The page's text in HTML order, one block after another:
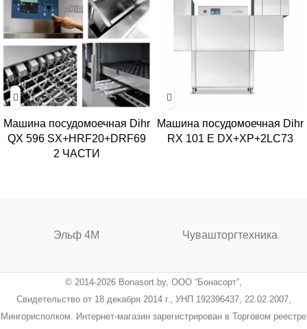
Машина посудомоечная Dihr
QX 596 SX+HRF20+DRF69
2 ЧАСТИ
Машина посудомоечная Dihr
RX 101 E DX+XP+2LC73
Эльф 4М Чувашторгтехника
© 2014-2026 Bonasort.by, ООО “Бонасорт”,
Свидетельство от 18 декабря 2014 г., УНП 192396437, 22.02.2007,
Мингорисполком. Интернет-магазин зарегистрирован в Торговом реестре